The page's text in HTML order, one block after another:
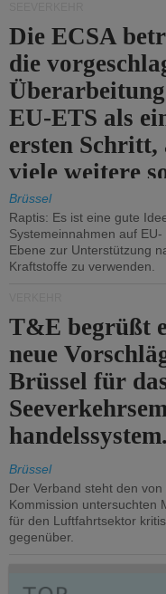
Die ECSA
die
Überarbeitung
EU-ETS als
ersten Schritt,
viele weitere
folgen.
Brüssel
Raptis: Es ist eine gute
Systemeinnahmen auf
Ebene zur Unterstützung
Kraftstoffe zu verwenden.
T&E begrüßt
neue
Brüssel für
handelssystem.
Brüssel
Der Verband steht den von
Kommission untersuchten
für den Luftfahrtsektor
gegenüber.